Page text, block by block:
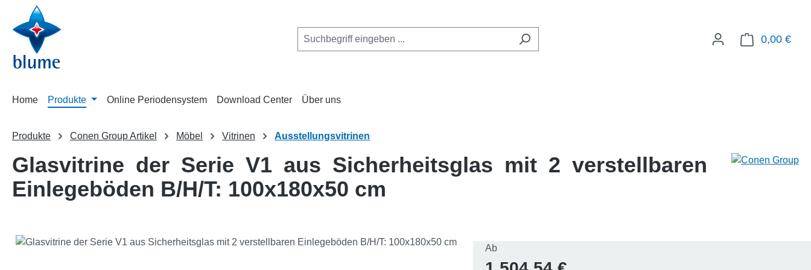
Hauptinhalt springen
Zur Suche springen
Zur Hauptnavigation springen
0,00 €
Home Produkte Online Periodensystem Download Center Über uns
Produkte Conen Group Artikel Möbel Vitrinen Ausstellungsvitrinen
Glasvitrine der Serie V1 aus Sicherheitsglas mit 2 verstellbaren
Einlegeböden B/H/T: 100x180x50 cm
Bildergalerie überspringen
AbRegulärer Preis: